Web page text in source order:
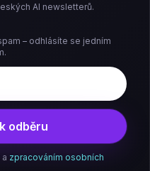
AI newsletterů.
– odhlásíte se jedním
odběru
zpracováním osobních